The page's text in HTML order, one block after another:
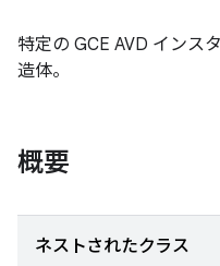
特定の GCE AVD インス
造体。
概要
ネストされたクラス